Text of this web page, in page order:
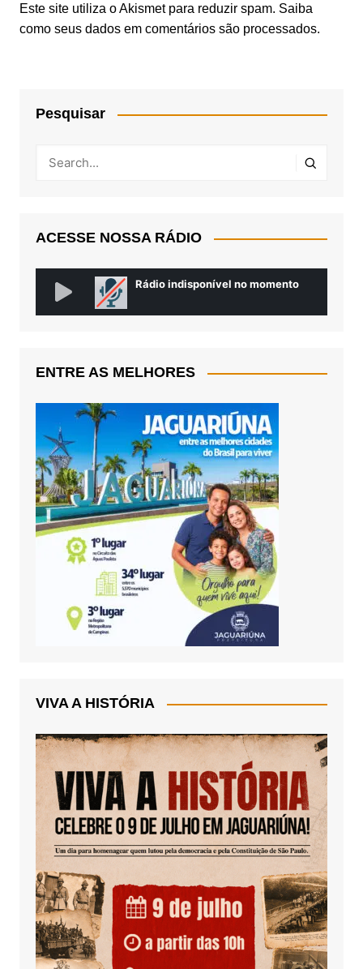
Este site utiliza o Akismet para reduzir spam. Saiba
como seus dados em comentários são processados.
Pesquisar
ACESSE NOSSA RÁDIO
ENTRE AS MELHORES
VIVA A HISTÓRIA